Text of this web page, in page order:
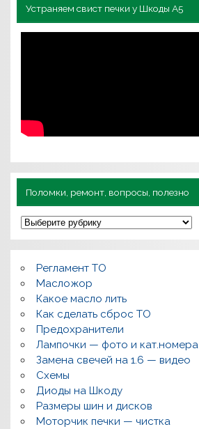
Устраняем свист печки у Шкоды А5
Поломки, ремонт, вопросы, полезно
П
о
л
о
к
и
р
е
м
о
н
т
,
в
о
р
о
Регламент ТО
Масложор
Какое масло лить
Как сделать сброс ТО
Предохранители
Лампочки — фото и кат.номера
Замена свечей на 1.6 — видео
Схемы
Диоды на Шкоду
Размеры шин и дисков
Моторчик печки — чистка